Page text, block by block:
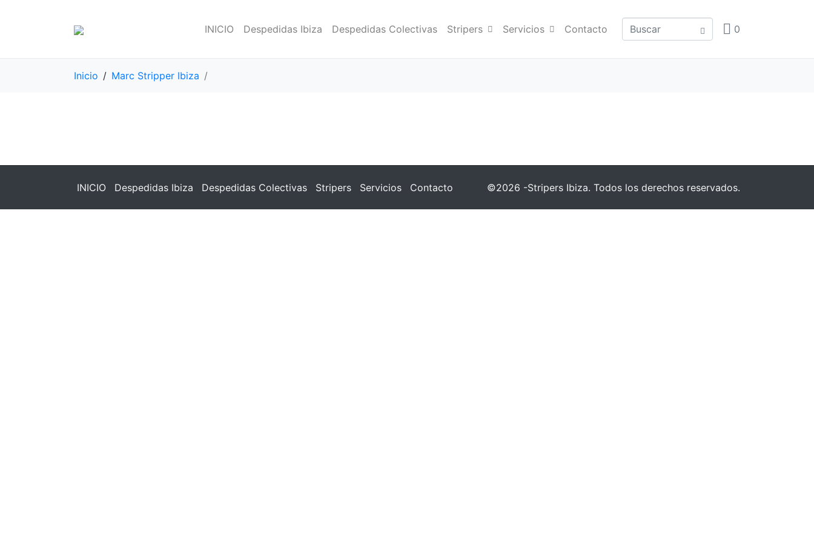
INICIO Despedidas Ibiza Despedidas Colectivas Stripers Servicios Contacto 0
Inicio Marc Stripper Ibiza
INICIO Despedidas Ibiza Despedidas Colectivas Stripers Servicios Contacto ©2026 -Stripers Ibiza. Todos los derechos reservados.